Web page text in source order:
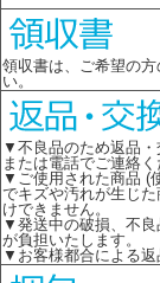
領収書は、ご希望の
い。
▼不良品のため返品
または電話でご連絡く
▼ご使用された商品 (
でキズや汚れが生じ
けできません。
▼発送中の破損、不良
が負担いたします。
▼お客様都合による返